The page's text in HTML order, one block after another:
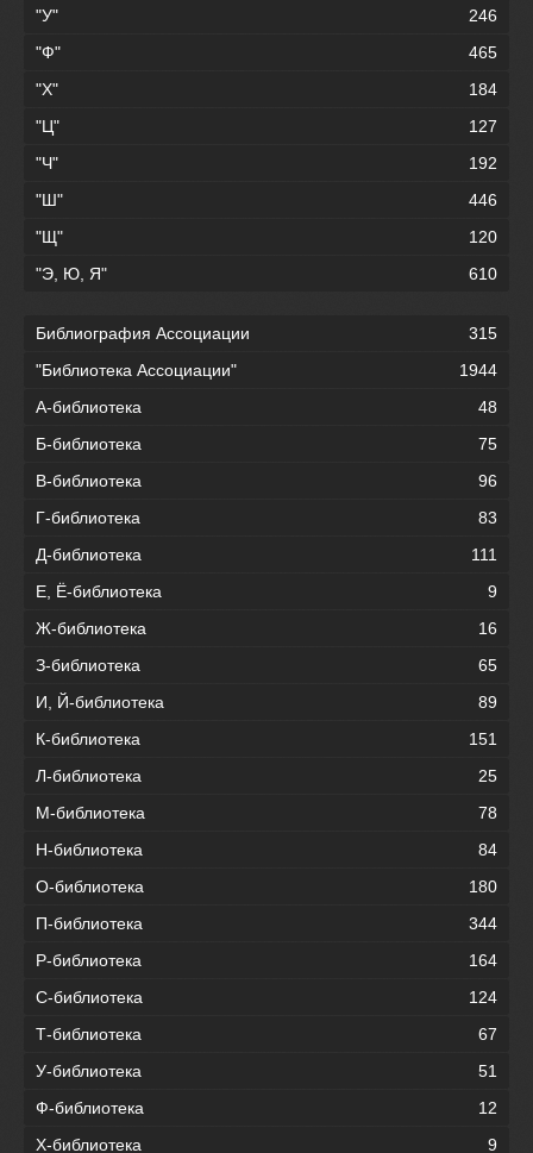
"У"
246
"Ф"
465
"Х"
184
"Ц"
127
"Ч"
192
"Ш"
446
"Щ"
120
"Э, Ю, Я"
610
Библиография Ассоциации
315
"Библиотека Ассоциации"
1944
А-библиотека
48
Б-библиотека
75
В-библиотека
96
Г-библиотека
83
Д-библиотека
111
Е, Ё-библиотека
9
Ж-библиотека
16
З-библиотека
65
И, Й-библиотека
89
К-библиотека
151
Л-библиотека
25
М-библиотека
78
Н-библиотека
84
О-библиотека
180
П-библиотека
344
Р-библиотека
164
С-библиотека
124
Т-библиотека
67
У-библиотека
51
Ф-библиотека
12
Х-библиотека
9